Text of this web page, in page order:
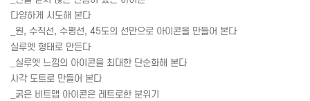
다양하게 시도해 본다
_원, 수직선, 수평선, 45도의 선만으로 아이콘을 만들어 본다
실루엣 형태로 만든다
_실루엣 느낌의 아이콘을 최대한 단순화해 본다
사각 도트로 만들어 본다
_굵은 비트맵 아이콘은 레트로한 분위기